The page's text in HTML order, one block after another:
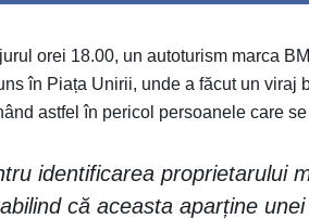
orei 18.00, un autoturism marca
în Piața Unirii, unde a făcut un viraj
astfel în pericol persoanele care
identificarea proprietarului
că aceasta aparține